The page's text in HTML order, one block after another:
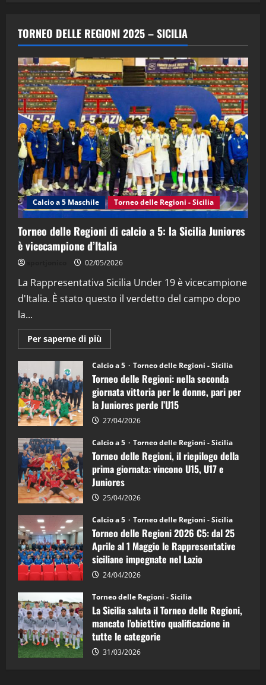
2
“SportEmpire” in Podcast: 29^ Puntata
(Martedi 28 Aprile 2026)
28/04/2026
3
"SportEmpire" in Podcast
“SportEmpire” in Podcast: 28^ Puntata
(Martedi 21 Aprile 2026)
21/04/2026
4
"SportEmpire" in Podcast Sport News
“SportEmpire” in Podcast: 27^ Puntata
(Martedi 14 Aprile 2026)
15/04/2026
"SportEmpire" in Podcast
“SportEmpire” in Podcast: 26^ Puntata
08/04/2026
TORNEO DELLE REGIONI 2025 – SICILIA
Calcio a 5 Maschile Torneo delle Regioni - Sicilia
Torneo delle Regioni di calcio a 5: la Sicilia Juniores
è vicecampione d’Italia
02/05/2026
La Rappresentativa Sicilia Under 19 è vicecampione
d'Italia. È stato questo il verdetto del campo dopo
la...
Per saperne di più
informazioni
Torneo
delle
Regioni
di
calcio
a
5:
la
Juniores
è
vicecampione
d’Italia
Calcio a 5 Torneo delle Regioni - Sicilia
Torneo delle Regioni: nella seconda
giornata vittoria per le donne, pari per
la Juniores perde l’U15
27/04/2026
Calcio a 5 Torneo delle Regioni - Sicilia
Torneo delle Regioni, il riepilogo della
prima giornata: vincono U15, U17 e
Juniores
25/04/2026
Calcio a 5 Torneo delle Regioni - Sicilia
Torneo delle Regioni 2026 C5: dal 25
Aprile al 1 Maggio le Rappresentative
siciliane impegnate nel Lazio
24/04/2026
Torneo delle Regioni - Sicilia
La Sicilia saluta il Torneo delle Regioni,
mancato l’obiettivo qualificazione in
tutte le categorie
31/03/2026